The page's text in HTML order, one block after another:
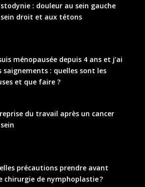
: douleur au sein gauche
droit et aux tétons
ménopausée depuis 4 ans et j’ai
saignements : quelles sont les
et que faire ?
du travail après un cancer
précautions prendre avant
chirurgie de nymphoplastie ?